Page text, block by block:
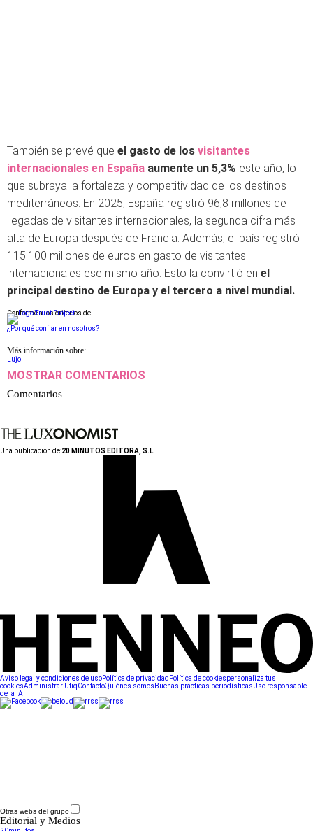
También se prevé que el gasto de los visitantes
internacionales en España aumente un 5,3% este año, lo
que subraya la fortaleza y competitividad de los destinos
mediterráneos. En 2025, España registró 96,8 millones de
llegadas de visitantes internacionales, la segunda cifra más
alta de Europa después de Francia. Además, el país registró
115.100 millones de euros en gasto de visitantes
internacionales ese mismo año. Esto la convirtió en el
principal destino de Europa y el tercero a nivel mundial.
Conforme a los criterios de
¿Por qué confiar en nosotros?
Más información sobre:
Lujo
MOSTRAR COMENTARIOS
Comentarios
Una publicación de:20 MINUTOS EDITORA, S.L.
Aviso legal y condiciones de usoPolítica de privacidad Política de cookiespersonaliza tus
cookiesAdministrar UtiqContactoQuiénes somos Buenas prácticas periodísticasUso responsable
de la IA
Otras webs del grupo
Editorial y Medios